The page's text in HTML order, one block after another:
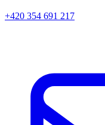
+420 354 691 217